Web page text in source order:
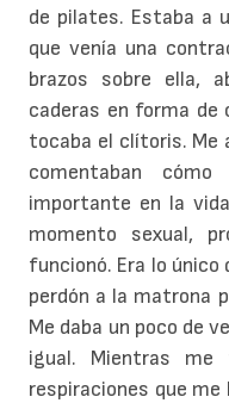
de pilates. Estaba a
que venía una
brazos sobre ella,
caderas en forma de
tocaba el clítoris. Me
comentaban
importante en la
momento sexual,
funcionó. Era lo único
perdón a la matrona
Me daba un poco de
igual. Mientras
respiraciones que me